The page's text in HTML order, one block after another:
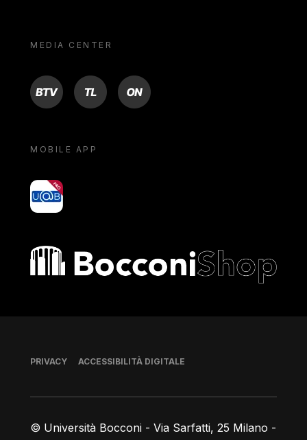
MEDIA CENTER
BTV TL ON
MOBILE APP
yoU@B
Bocconi shop
© Università Bocconi - Via Sarfatti, 25 Milano -
Piè di pagina
PRIVACY ACCESSIBILITÀ DIGITALE